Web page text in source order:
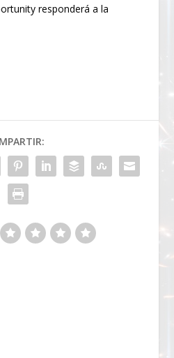
responderá a la